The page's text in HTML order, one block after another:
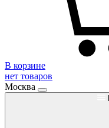
В корзине
нет товаров
Москва